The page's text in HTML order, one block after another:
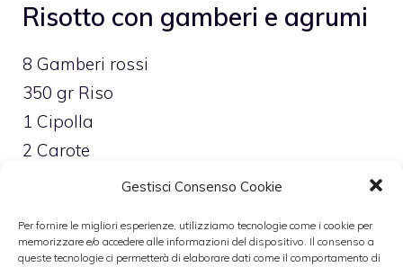
Gestisci Consenso Cookie
Per fornire le migliori esperienze, utilizziamo tecnologie come i cookie per
memorizzare e/o accedere alle informazioni del dispositivo. Il consenso a
queste tecnologie ci permetterà di elaborare dati come il comportamento di
Risotto con gamberi e agrumi
8 Gamberi rossi
350 gr Riso
1 Cipolla
2 Carote
2 coste di Sedano
1 Limone